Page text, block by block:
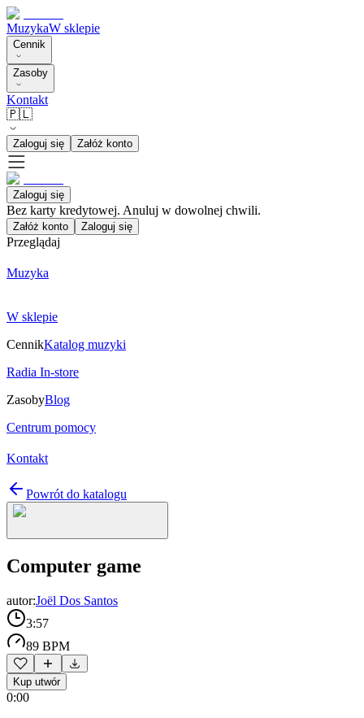
MuzykaW sklepie
Cennik
Zasoby
Kontakt
🇵🇱
Zaloguj się Załóż konto
Zaloguj się
Bez karty kredytowej. Anuluj w dowolnej chwili.
Załóż konto Zaloguj się
Przeglądaj
Muzyka
W sklepie
CennikKatalog muzyki
Radia In-store
ZasobyBlog
Centrum pomocy
Kontakt
Powrót do katalogu
Computer game
autor:Joël Dos Santos
3:57
89 BPM
Kup utwór
0:00